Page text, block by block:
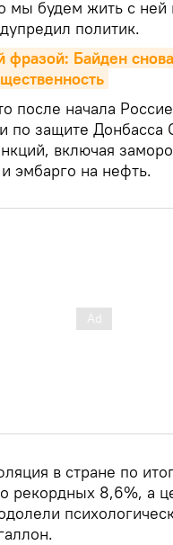
мы будем жить с ней
политик.
фразой: Байден
после начала
по защите
включая
эмбарго на нефть.
в стране по
рекордных 8,6%, а